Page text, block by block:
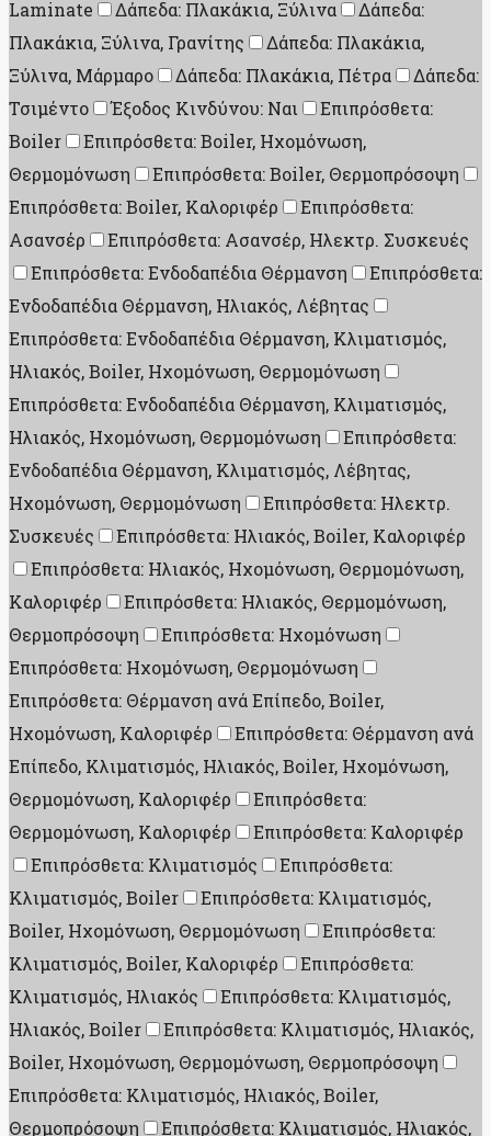
Laminate Δάπεδα: Πλακάκια, Ξύλινα
Δάπεδα:
Πλακάκια, Ξύλινα, Γρανίτης
Δάπεδα: Πλακάκια,
Ξύλινα, Μάρμαρο
Δάπεδα: Πλακάκια, Πέτρα
Δάπεδα:
Τσιμέντο
Έξοδος Κινδύνου: Ναι
Επιπρόσθετα:
Boiler
Επιπρόσθετα: Boiler, Ηχομόνωση,
Θερμομόνωση
Επιπρόσθετα: Boiler, Θερμοπρόσοψη
Επιπρόσθετα: Boiler, Καλοριφέρ
Επιπρόσθετα:
Ασανσέρ
Επιπρόσθετα: Ασανσέρ, Ηλεκτρ. Συσκευές
Επιπρόσθετα: Ενδοδαπέδια Θέρμανση
Επιπρόσθετα:
Ενδοδαπέδια Θέρμανση, Ηλιακός, Λέβητας
Επιπρόσθετα: Ενδοδαπέδια Θέρμανση, Κλιματισμός,
Ηλιακός, Boiler, Ηχομόνωση, Θερμομόνωση
Επιπρόσθετα: Ενδοδαπέδια Θέρμανση, Κλιματισμός,
Ηλιακός, Ηχομόνωση, Θερμομόνωση
Επιπρόσθετα:
Ενδοδαπέδια Θέρμανση, Κλιματισμός, Λέβητας,
Ηχομόνωση, Θερμομόνωση
Επιπρόσθετα: Ηλεκτρ.
Συσκευές
Επιπρόσθετα: Ηλιακός, Boiler, Καλοριφέρ
Επιπρόσθετα: Ηλιακός, Ηχομόνωση, Θερμομόνωση,
Καλοριφέρ
Επιπρόσθετα: Ηλιακός, Θερμομόνωση,
Θερμοπρόσοψη
Επιπρόσθετα: Ηχομόνωση
Επιπρόσθετα: Ηχομόνωση, Θερμομόνωση
Επιπρόσθετα: Θέρμανση ανά Επίπεδο, Boiler,
Ηχομόνωση, Καλοριφέρ
Επιπρόσθετα: Θέρμανση ανά
Επίπεδο, Κλιματισμός, Ηλιακός, Boiler, Ηχομόνωση,
Θερμομόνωση, Καλοριφέρ
Επιπρόσθετα:
Θερμομόνωση, Καλοριφέρ
Επιπρόσθετα: Καλοριφέρ
Επιπρόσθετα: Κλιματισμός
Επιπρόσθετα:
Κλιματισμός, Boiler
Επιπρόσθετα: Κλιματισμός,
Boiler, Ηχομόνωση, Θερμομόνωση
Επιπρόσθετα:
Κλιματισμός, Boiler, Καλοριφέρ
Επιπρόσθετα:
Κλιματισμός, Ηλιακός
Επιπρόσθετα: Κλιματισμός,
Ηλιακός, Boiler
Επιπρόσθετα: Κλιματισμός, Ηλιακός,
Boiler, Ηχομόνωση, Θερμομόνωση, Θερμοπρόσοψη
Επιπρόσθετα: Κλιματισμός, Ηλιακός, Boiler,
Θερμοπρόσοψη
Επιπρόσθετα: Κλιματισμός, Ηλιακός,